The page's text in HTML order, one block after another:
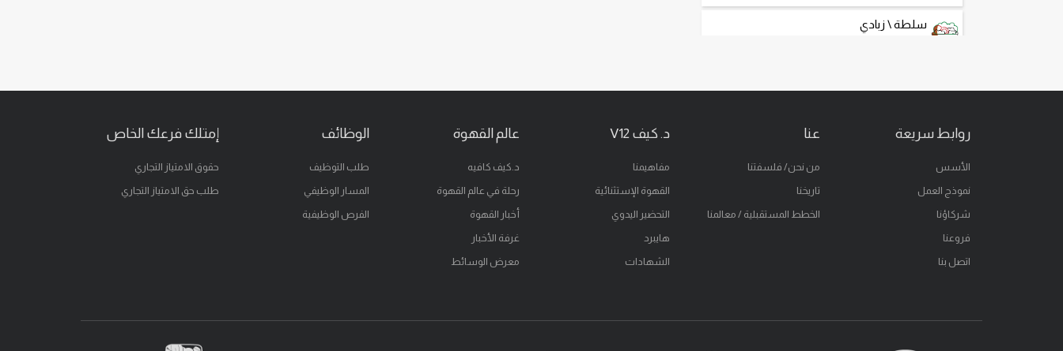
سلطة \ زبادي
كيك وتشيز كيك طازجة
ساندويتش طازج كالعادة
خذ على طريقك
مياه نقية
روابط سريعة
الأسس
نموذج العمل
شركاؤنا
فروعنا
اتصل بنا
عنا
من نحن/ فلسفتنا
تاريخنا
الخطط المستقبلية / معالمنا
د. كيف V12
مفاهيمنا
القهوة الإستثنائية
التحضير اليدوي
هايبرد
الشهادات
عالم القهوة
د.كيف كافيه
رحلة في عالم القهوة
أخبار القهوة
غرفة الأخبار
معرض الوسائط
الوظائف
طلب التوظيف
المسار الوظيفي
الفرص الوظيفية
إمتلك فرعك الخاص
حقوق الامتياز التجاري
طلب حق الامتياز التجاري